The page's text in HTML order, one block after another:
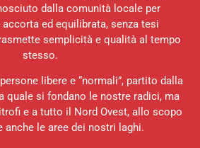
dalla comunità locale per
accorta ed equilibrata, senza tesi
semplicità e qualità al tempo
stesso.
libere e “normali”, partito dalla
quale si fondano le nostre radici, ma
e a tutto il Nord Ovest, allo scopo
anche le aree dei nostri laghi.